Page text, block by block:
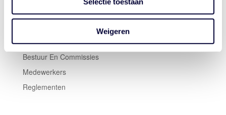
Weigeren
Algemene Vergadering
Bestuur En Commissies
Medewerkers
Reglementen